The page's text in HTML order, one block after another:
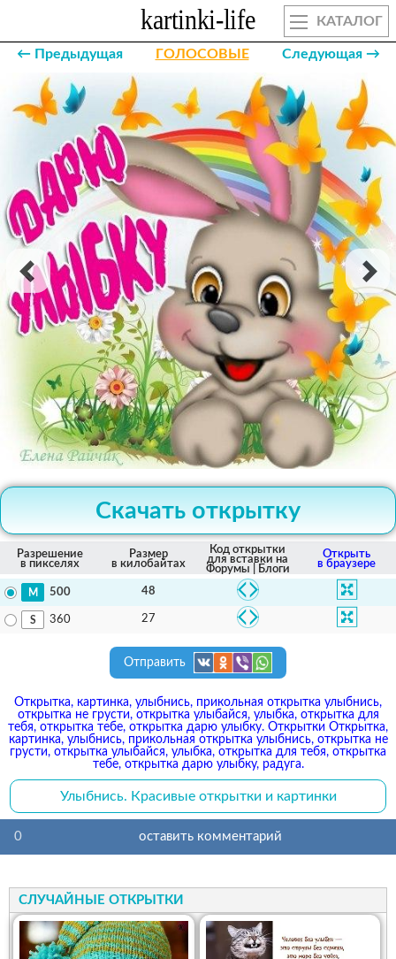
КАТАЛОГ
← Предыдущая ГОЛОСОВЫЕ Следующая →
Скачать открытку
Разрешение
в пикселях
Размер
в килобайтах
Код открытки
для вставки на
Форумы | Блоги
Открыть
в браузере
500 48
360 27
Отправить
Открытка, картинка, улыбнись, прикольная открытка улыбнись,
открытка не грусти, открытка улыбайся, улыбка, открытка для
тебя, открытка тебе, открытка дарю улыбку. Открытки Открытка,
картинка, улыбнись, прикольная открытка улыбнись, открытка не
грусти, открытка улыбайся, улыбка, открытка для тебя, открытка
тебе, открытка дарю улыбку, радуга.
Улыбнись. Красивые открытки и картинки
0 оставить комментарий
СЛУЧАЙНЫЕ ОТКРЫТКИ